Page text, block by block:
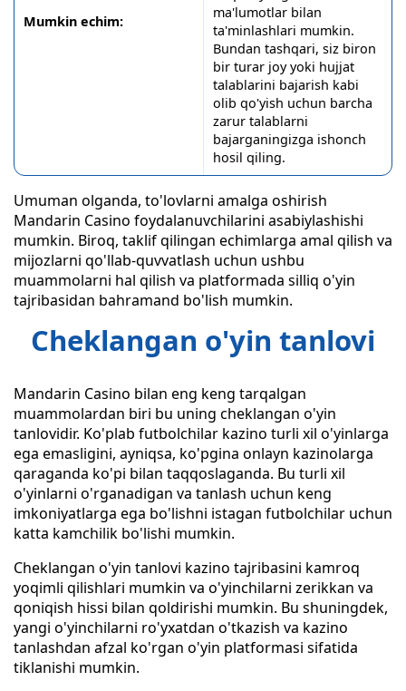
Mumkin echim:
ma'lumotlar bilan
ta'minlashlari mumkin.
Bundan tashqari, siz biron
bir turar joy yoki hujjat
talablarini bajarish kabi
olib qo'yish uchun barcha
zarur talablarni
bajarganingizga ishonch
hosil qiling.
Umuman olganda, to'lovlarni amalga oshirish
Mandarin Casino foydalanuvchilarini asabiylashishi
mumkin. Biroq, taklif qilingan echimlarga amal qilish va
mijozlarni qo'llab-quvvatlash uchun ushbu
muammolarni hal qilish va platformada silliq o'yin
tajribasidan bahramand bo'lish mumkin.
Cheklangan o'yin tanlovi
Mandarin Casino bilan eng keng tarqalgan
muammolardan biri bu uning cheklangan o'yin
tanlovidir. Ko'plab futbolchilar kazino turli xil o'yinlarga
ega emasligini, ayniqsa, ko'pgina onlayn kazinolarga
qaraganda ko'pi bilan taqqoslaganda. Bu turli xil
o'yinlarni o'rganadigan va tanlash uchun keng
imkoniyatlarga ega bo'lishni istagan futbolchilar uchun
katta kamchilik bo'lishi mumkin.
Cheklangan o'yin tanlovi kazino tajribasini kamroq
yoqimli qilishlari mumkin va o'yinchilarni zerikkan va
qoniqish hissi bilan qoldirishi mumkin. Bu shuningdek,
yangi o'yinchilarni ro'yxatdan o'tkazish va kazino
tanlashdan afzal ko'rgan o'yin platformasi sifatida
tiklanishi mumkin.